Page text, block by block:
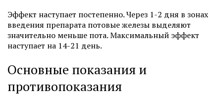
Эффект наступает постепенно. Через 1-2 дня в зонах
введения препарата потовые железы выделяют
значительно меньше пота. Максимальный эффект
наступает на 14-21 день.
Основные показания и
противопоказания